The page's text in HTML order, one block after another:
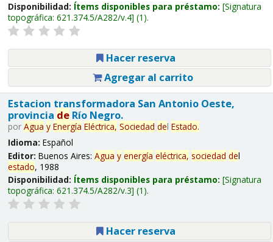
Disponibilidad: Ítems disponibles para préstamo: Signatura
topográfica: 621.374.5/A282/v.4 (1).
Hacer reserva
Agregar al carrito
Estacion transformadora San Antonio Oeste,
provincia deRío Negro.
por Agua y Energía Eléctrica, Sociedad del Estado.
Idioma: Español
Editor: Buenos Aires: Agua y energía eléctrica, sociedad del
estado, 1988
Disponibilidad: Ítems disponibles para préstamo: Signatura
topográfica: 621.374.5/A282/v.3 (1).
Hacer reserva